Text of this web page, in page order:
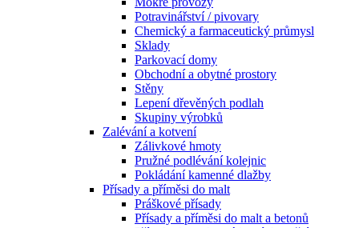
Potravinářství / pivovary
Chemický a farmaceutický průmysl
Sklady
Parkovací domy
Obchodní a obytné prostory
Stěny
Lepení dřevěných podlah
Skupiny výrobků
Zalévání a kotvení
Zálivkové hmoty
Pružné podlévání kolejnic
Pokládání kamenné dlažby
Přísady a příměsi do malt
Práškové přísady
Přísady a příměsi do malt a betonů